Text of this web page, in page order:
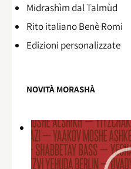
Midrashìm dal Talmùd
Rito italiano Benè Romi​
Edizioni personalizzate
NOVITÀ MORASHÀ